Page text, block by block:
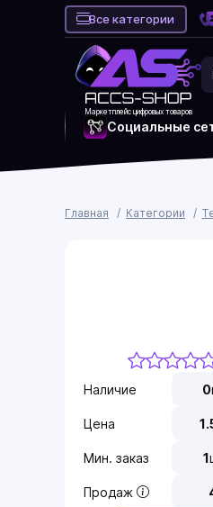
Все категории
Маркетплейс цифровых товаров
Социальные
Главная Категории
Наличие 0
Цена
Мин. заказ 1
Продаж